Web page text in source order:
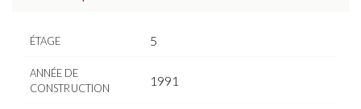
ÉTAGE 5
ANNÉE DE
CONSTRUCTION
1991